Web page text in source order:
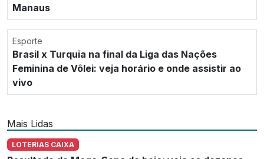
Manaus
Esporte
Brasil x Turquia na final da Liga das Nações
Feminina de Vôlei: veja horário e onde assistir ao
vivo
Mais Lidas
LOTERIAS CAIXA